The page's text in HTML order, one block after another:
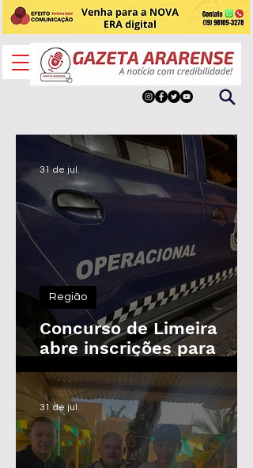
Concurso de Limeira
abre inscrições para
Guarda Civil, Trânsito e
Defesa Civil com 30
vagas imediatas
Região
31 de jul.
31 de jul.